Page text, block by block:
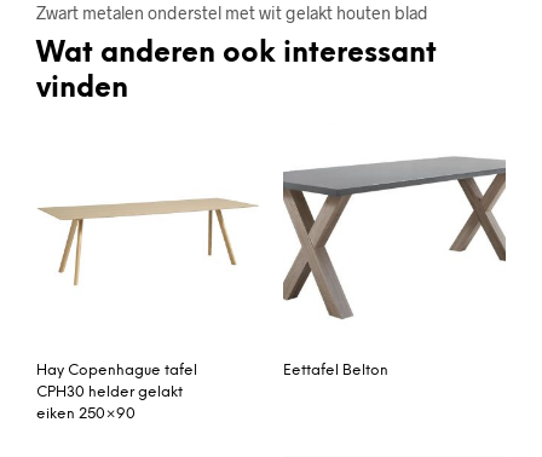
Zwart metalen onderstel met wit gelakt houten blad
Wat anderen ook interessant
vinden
Hay Copenhague tafel
CPH30 helder gelakt
eiken 250×90
Eettafel Belton